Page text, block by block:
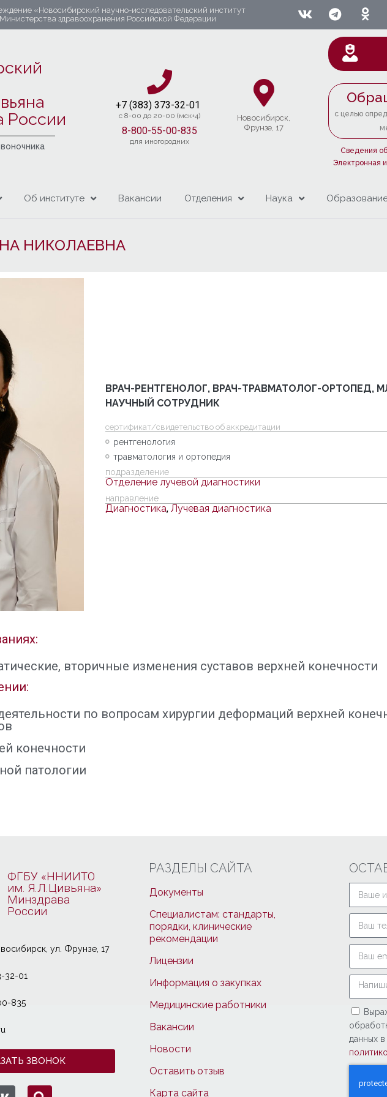
«Новосибирский научно-исследовательский институт
здравоохранения Российской Федерации
России
+7 (383) 373-32-01​
c 8-00 до 20-00 (мск+4)
8-800-55-00-835
для иногородних
Новосибирcк,
Фрунзе, 17
с целью
Сведения об
Электронная
Об институте Вакансии Отделения Наука
НИКОЛАЕВНА
ВРАЧ-РЕНТГЕНОЛОГ, ВРАЧ-ТРАВМАТОЛОГ-ОРТОПЕД,
НАУЧНЫЙ СОТРУДНИК
cертификат/свидетельство об аккредитации
рентгенология
травматология и ортопедия
подразделение
Отделение лучевой диагностики
направление
Диагностика, Лучевая диагностика
вторичные изменения суставов верхней конечности
по вопросам хирургии деформаций верхней
конечности
патологии
ФГБУ «ННИИТО
им. Я.Л.Цивьяна»
Минздрава
России
ул. Фрунзе, 17
32-01
835
ЗВОНОК
РАЗДЕЛЫ САЙТА
Документы
Специалистам: стандарты,
порядки, клинические
рекомендации
Лицензии
Информация о закупках
Медицинские работники
Вакансии
Новости
Оставить отзыв
Карта сайта
данных